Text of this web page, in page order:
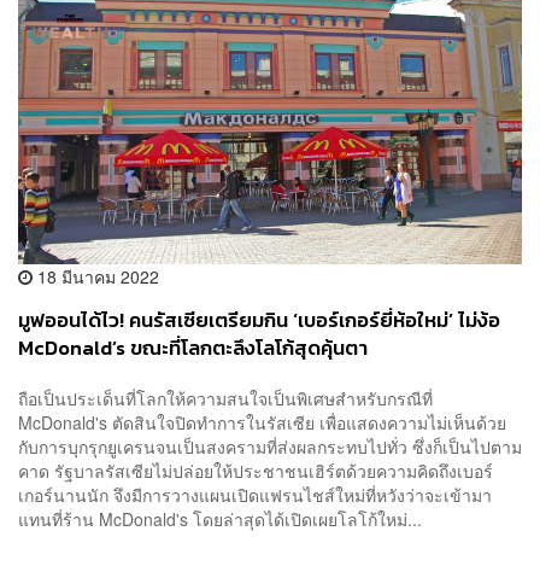
18 มีนาคม 2022
มูฟออนได้ไว! คนรัสเซียเตรียมกิน ‘เบอร์เกอร์ยี่ห้อใหม่’ ไม่ง้อ
McDonald’s ขณะที่โลกตะลึงโลโก้สุดคุ้นตา
ถือเป็นประเด็นที่โลกให้ความสนใจเป็นพิเศษสำหรับกรณีที่
McDonald's ตัดสินใจปิดทำการในรัสเซีย เพื่อแสดงความไม่เห็นด้วย
กับการบุกรุกยูเครนจนเป็นสงครามที่ส่งผลกระทบไปทั่ว ซึ่งก็เป็นไปตาม
คาด รัฐบาลรัสเซียไม่ปล่อยให้ประชาชนเฮิร์ตด้วยความคิดถึงเบอร์
เกอร์นานนัก จึงมีการวางแผนเปิดแฟรนไชส์ใหม่ที่หวังว่าจะเข้ามา
แทนที่ร้าน McDonald's โดยล่าสุดได้เปิดเผยโลโก้ใหม่...